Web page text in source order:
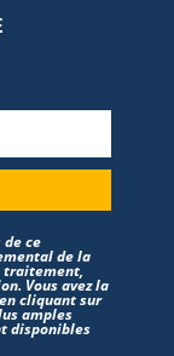
ce
de la
traitement,
Vous avez la
cliquant sur
amples
disponibles